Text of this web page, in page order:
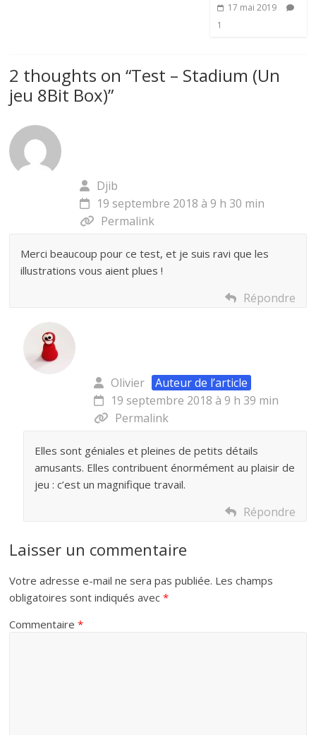
17 mai 2019
1
2 thoughts on “Test – Stadium (Un
jeu 8Bit Box)”
Djib
19 septembre 2018 à 9 h 30 min
Permalink
Merci beaucoup pour ce test, et je suis ravi que les
illustrations vous aient plues !
Répondre
Olivier
Auteur de l’article
19 septembre 2018 à 9 h 39 min
Permalink
Elles sont géniales et pleines de petits détails
amusants. Elles contribuent énormément au plaisir de
jeu : c’est un magnifique travail.
Répondre
Laisser un commentaire
Votre adresse e-mail ne sera pas publiée. Les champs
obligatoires sont indiqués avec*
Commentaire*